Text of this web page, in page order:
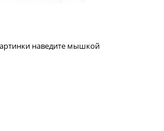
наведите мышкой